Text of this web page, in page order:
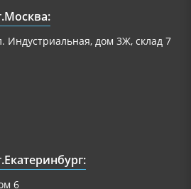
Индустриальная, дом 3Ж, склад 7
6